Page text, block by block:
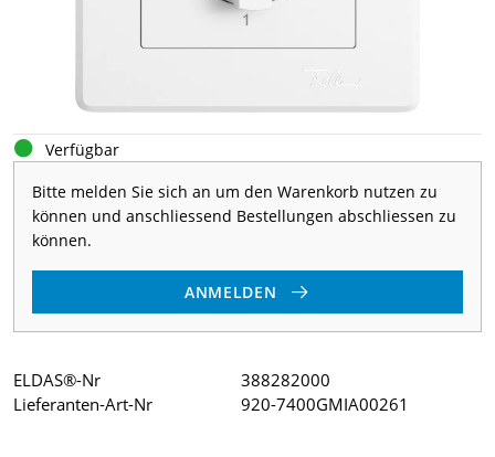
Verfügbar
Bitte melden Sie sich an um den Warenkorb nutzen zu
können und anschliessend Bestellungen abschliessen zu
können.
ANMELDEN
ELDAS®-Nr
388282000
Lieferanten-Art-Nr
920-7400GMIA00261